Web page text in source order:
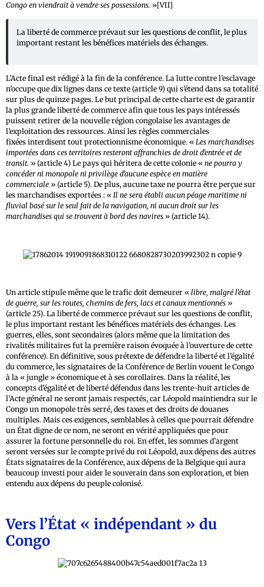
Congo en viendrait à vendre ses possessions. »[VII]
La liberté de commerce prévaut sur les questions de conflit, le plus
important restant les bénéfices matériels des échanges.
L’Acte final est rédigé à la fin de la conférence. La lutte contre l’esclavage
n’occupe que dix lignes dans ce texte (article 9) qui s’étend dans sa totalité
sur plus de quinze pages. Le but principal de cette charte est de garantir
la plus grande liberté de commerce afin que tous les pays intéressés
puissent retirer de la nouvelle région congolaise les avantages de
l’exploitation des ressources. Ainsi les règles commerciales
fixées interdisent tout protectionnisme économique. « Les marchandises
importées dans ces territoires resteront affranchies de droit d’entrée et de
transit. » (article 4) Le pays qui héritera de cette colonie « ne pourra y
concéder ni monopole ni privilège d’aucune espèce en matière
commerciale » (article 5). De plus, aucune taxe ne pourra être perçue sur
les marchandises exportées : « Il ne sera établi aucun péage maritime ni
fluvial basé sur le seul fait de la navigation, ni aucun droit sur les
marchandises qui se trouvent à bord des navires » (article 14).
Un article stipule même que le trafic doit demeurer « libre, malgré l’état
de guerre, sur les routes, chemins de fers, lacs et canaux mentionnés »
(article 25). La liberté de commerce prévaut sur les questions de conflit,
le plus important restant les bénéfices matériels des échanges. Les
guerres, elles, sont secondaires (alors même que la limitation des
rivalités militaires fut la première raison évoquée à l’ouverture de cette
conférence). En définitive, sous prétexte de défendre la liberté et l’égalité
du commerce, les signataires de la Conférence de Berlin vouent le Congo
à la « jungle » économique et à ses corollaires. Dans la réalité, les
concepts d’égalité et de liberté défendus dans les trente-huit articles de
l’Acte général ne seront jamais respectés, car Léopold maintiendra sur le
Congo un monopole très serré, des taxes et des droits de douanes
multiples. Mais ces exigences, semblables à celles que pourrait défendre
un État digne de ce nom, ne seront en vérité appliquées que pour
assurer la fortune personnelle du roi. En effet, les sommes d’argent
seront versées sur le compte privé du roi Léopold, aux dépens des autres
États signataires de la Conférence, aux dépens de la Belgique qui aura
beaucoup investi pour aider le souverain dans son exploration, et bien
entendu aux dépens du peuple colonisé.
Vers l’État « indépendant » du
Congo